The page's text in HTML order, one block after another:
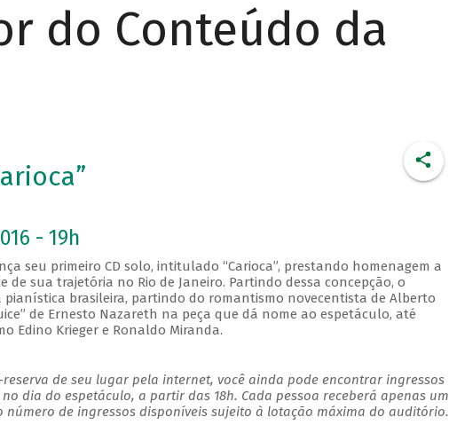
do Conteúdo da
- 19h
seu primeiro CD solo, intitulado “Carioca”, prestando homenagem a
de sua trajetória no Rio de Janeiro. Partindo dessa concepção, o
brasileira, partindo do romantismo novecentista de Alberto
de Ernesto Nazareth na peça que dá nome ao espetáculo, até
Edino Krieger e Ronaldo Miranda.
de seu lugar pela internet, você ainda pode encontrar ingressos
no dia do espetáculo, a partir das 18h. Cada pessoa receberá apenas um
de ingressos disponíveis sujeito à lotação máxima do auditório.